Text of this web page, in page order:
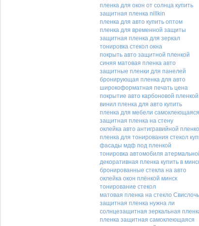
пленка для окон от солнца купить
защитная пленка nillkin
пленка для авто купить оптом
пленка для временной защиты
защитная пленка для зеркал
тонировка стекол окна
покрыть авто защитной пленкой
синяя матовая пленка авто
защитные пленки для панелей
бронирующая пленка для авто
широкоформатная печать цена
покрытие авто карбоновой пленкой
винил пленка для авто купить
пленка для мебели самоклеющаяся
защитная пленка на стену
оклейка авто антигравийной
пленка для тонирования стекол
фасады мдф под пленкой
тонировка автомобиля
декоративная пленка купить в
бронированные стекла на авто
оклейка окон плёнкой минск
тонирование стекол
матовая пленка на стекло Свислочь
защитная пленка нужна ли
солнцезащитная зеркальная
пленка защитная самоклеющаяся